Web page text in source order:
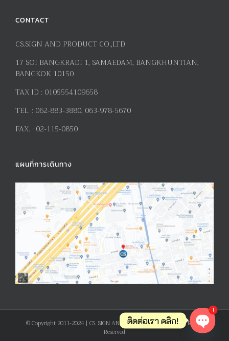
CONTACT
CS.SIGN AND PRODUCT CO.,LTD.
17 SOI BANGKRADI 1, SAMAEDAM, BANGKHUNTIAN,
BANGKOK 10150
TAX ID : 0105554109658
TEL. : 062-883-3880, 063-978-5670
FAX. : 02-115-0850
แผนที่การเดินทาง
© Copyright 2011-2024 | CS. SIGN AND PRODUCT CO., LTD. | All Rights
Reserved
ติดต่อเรา คลิก!
Open
1